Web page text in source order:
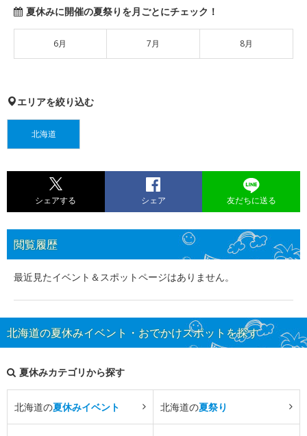
夏休みに開催の夏祭りを月ごとにチェック！
6月 7月 8月
エリアを絞り込む
北海道
シェアする シェア 友だちに送る
閲覧履歴
最近見たイベント＆スポットページはありません。
北海道の夏休みイベント・おでかけスポットを探す
夏休みカテゴリから探す
北海道の夏休みイベント 北海道の夏祭り